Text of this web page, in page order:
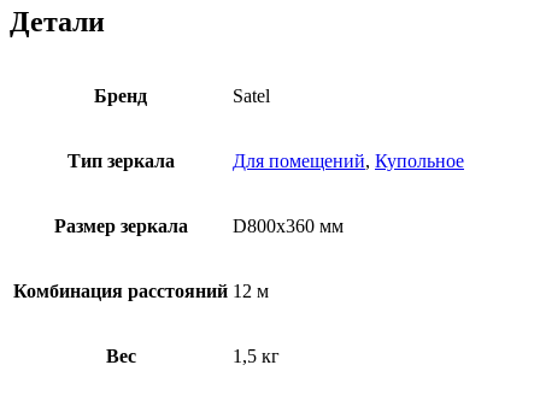
Детали
Бренд Satel
Тип зеркала Для помещений, Купольное
Размер зеркала D800х360 мм
Комбинация расстояний 12 м
Вес 1,5 кг